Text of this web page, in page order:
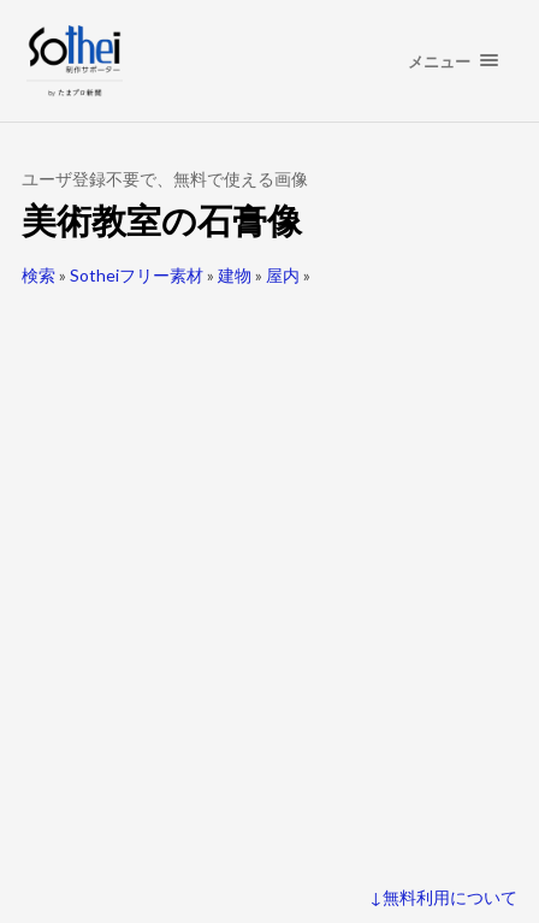
メニュー
ユーザ登録不要で、無料で使える画像
美術教室の石膏像
検索» Sotheiフリー素材» 建物 » 屋内 »
↓無料利用について